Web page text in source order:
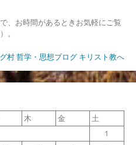
、お時間があるときお気軽にご覧
。
木 金
土
1